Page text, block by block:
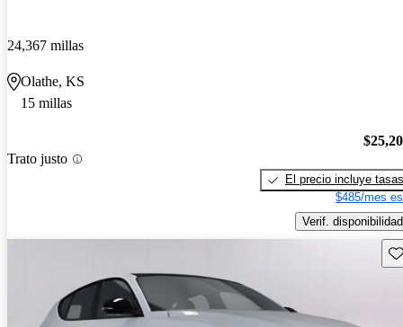
24,367 millas
Olathe, KS
15 millas
Trato justo
El precio incluye tasas
$485/mes
Verif. disponibilidad